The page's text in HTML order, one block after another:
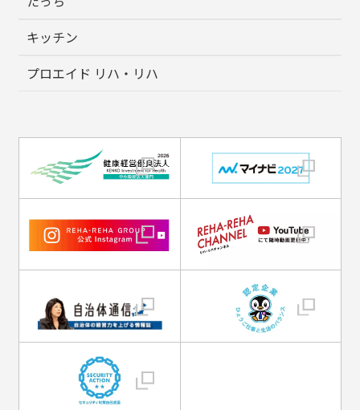
キッチン
プロエイド リハ・リハ